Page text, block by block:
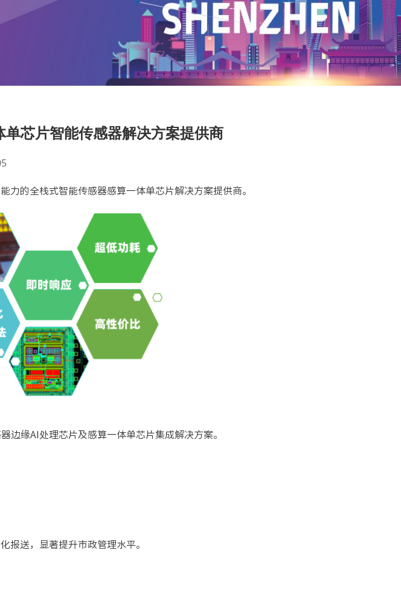
芯片智能传感器解决方案提供商
力的全栈式智能传感器感算一体单芯片解决方案提供商。
边缘AI处理芯片及感算一体单芯片集成解决方案。
报送，显著提升市政管理水平。